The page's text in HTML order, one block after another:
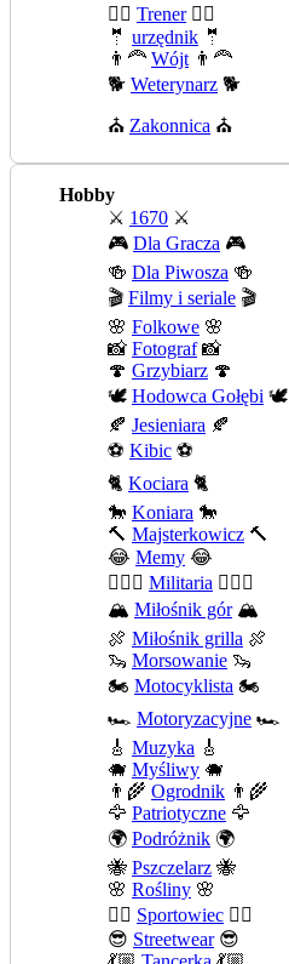
🏄‍♂️ Trener🏄‍♂️
🤵 urzędnik 🤵
👨‍🦰 Wójt 👨‍🦰
🐕 Weterynarz 🐕
⛪ Zakonnica ⛪
Hobby
⚔️ 1670 ⚔️
🎮 Dla Gracza 🎮
🍻 Dla Piwosza 🍻
🎬 Filmy i seriale 🎬
🌸 Folkowe 🌸
📸 Fotograf📸
🍄 Grzybiarz 🍄
🕊️ Hodowca Gołębi 🕊️
🍂 Jesieniara 🍂
⚽ Kibic ⚽
🐈 Kociara 🐈
🐎 Koniara 🐎
🔨 Majsterkowicz 🔨
😂 Memy 😂
💂🏻‍♂️ Militaria 💂🏻‍♂️
🏔️ Miłośnik gór🏔️
🍖 Miłośnik grilla 🍖
🦦 Morsowanie 🦦
🏍️ Motocyklista 🏍️
🏎️ Motoryzacyjne 🏎️
🎸 Muzyka 🎸
🐗 Myśliwy 🐗
👨‍🌾 Ogrodnik 👨‍🌾
🦅 Patriotyczne 🦅
🌍 Podróżnik 🌍
🐝 Pszczelarz 🐝
🌸 Rośliny 🌸
🤾‍♀️ Sportowiec 🤾‍♀️
😎 Streetwear😎